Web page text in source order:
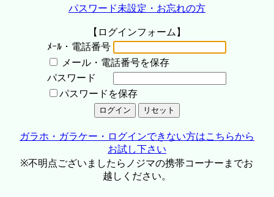
パスワード未設定・お忘れの方
【ログインフォーム】
ﾒｰﾙ・電話番号
メール・電話番号を保存
パスワード
パスワードを保存
ガラホ・ガラケー・ログインできない方はこちらから
お試し下さい
※不明点ございましたらノジマの携帯コーナーまでお
越しください。